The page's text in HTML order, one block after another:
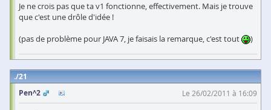
Je ne crois pas que ta v1 fonctionne, effectivement. Mais je trouve
que c'est une drôle d'idée !
(pas de problème pour JAVA 7, je faisais la remarque, c'est tout
)
21
Pen^2
Le 26/02/2011 à 16:09